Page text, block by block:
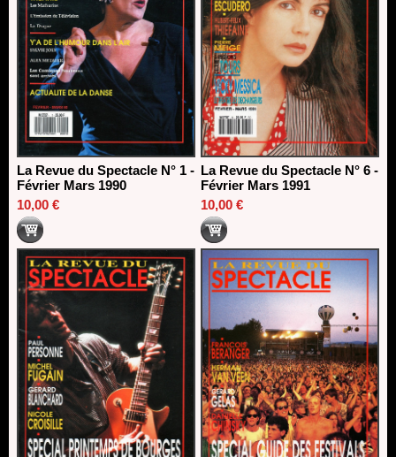
La Revue du Spectacle N° 1 -
Février Mars 1990
10,00 €
La Revue du Spectacle N° 6 -
Février Mars 1991
10,00 €